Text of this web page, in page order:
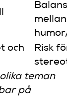
mellan
och
Risk
teman
på